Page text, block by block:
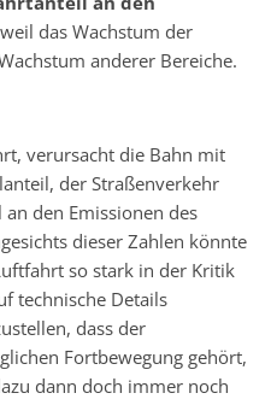
das Wachstum der
anderer Bereiche.
verursacht die Bahn mit
der Straßenverkehr
den Emissionen des
dieser Zahlen könnte
so stark in der Kritik
technische Details
dass der
Fortbewegung gehört,
dann doch immer noch